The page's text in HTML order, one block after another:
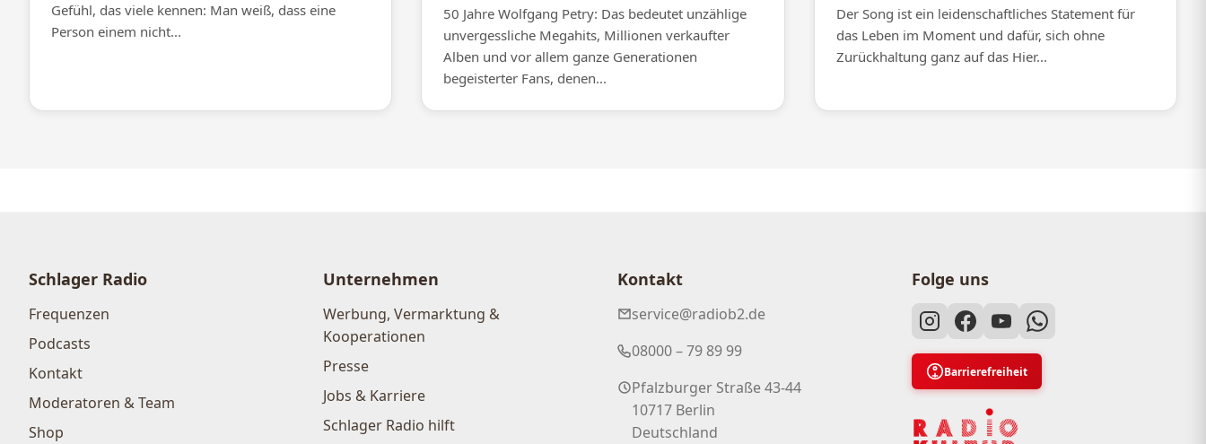
Gefühl, das viele kennen: Man weiß, dass eine
Person einem nicht...
50 Jahre Wolfgang Petry: Das bedeutet unzählige
unvergessliche Megahits, Millionen verkaufter
Alben und vor allem ganze Generationen
begeisterter Fans, denen...
Der Song ist ein leidenschaftliches Statement für
das Leben im Moment und dafür, sich ohne
Zurückhaltung ganz auf das Hier...
Schlager Radio
Frequenzen
Podcasts
Kontakt
Moderatoren & Team
Shop
Unternehmen
Werbung, Vermarktung &
Kooperationen
Presse
Jobs & Karriere
Schlager Radio hilft
Kontakt
service@radiob2.de
08000 – 79 89 99
Pfalzburger Straße 43-44
10717 Berlin
Deutschland
Folge uns
Barrierefreiheit